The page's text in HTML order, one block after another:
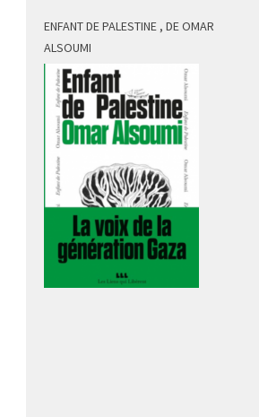
ENFANT DE PALESTINE , DE OMAR
ALSOUMI